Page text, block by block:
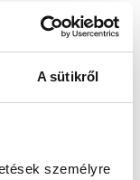
A sütikről
személyre